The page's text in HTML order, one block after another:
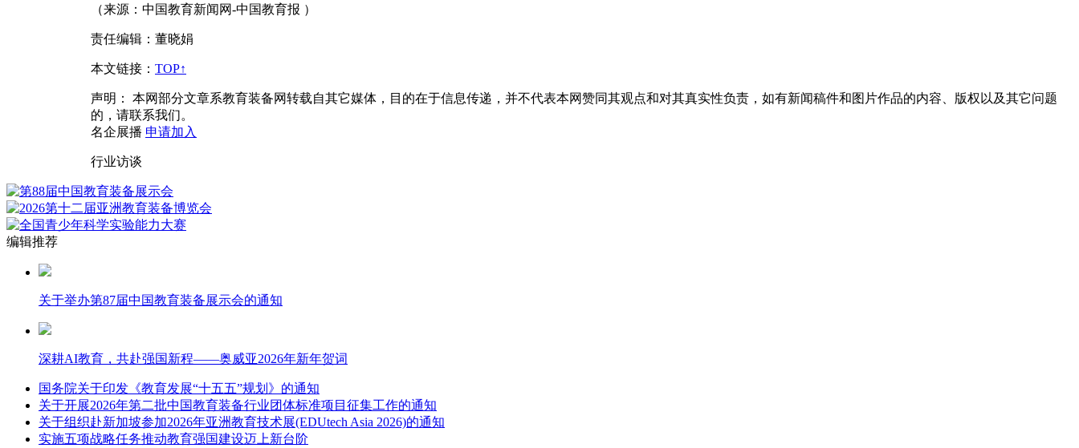
（来源：中国教育新闻网-中国教育报 ）
责任编辑：董晓娟
本文链接 ： TOP↑
声明： 本网部分文章系教育装备网转载自其它媒体，目的在于信息传递，并不代表本网赞同其观点和对其真实性负责，如有新闻稿件和图片作品的内容、版权以及其它问题
的，请联系我们。
名企展播 申请加入
行业访谈
编辑推荐
关于举办第87届中国教育装备展示会的通知
深耕AI教育，共赴强国新程——奥威亚2026年新年贺词
国务院关于印发《教育发展“十五五”规划》的通知
关于开展2026年第二批中国教育装备行业团体标准项目征集工作的通知
关于组织赴新加坡参加2026年亚洲教育技术展(EDUtech Asia 2026)的通知
实施五项战略任务推动教育强国建设迈上新台阶